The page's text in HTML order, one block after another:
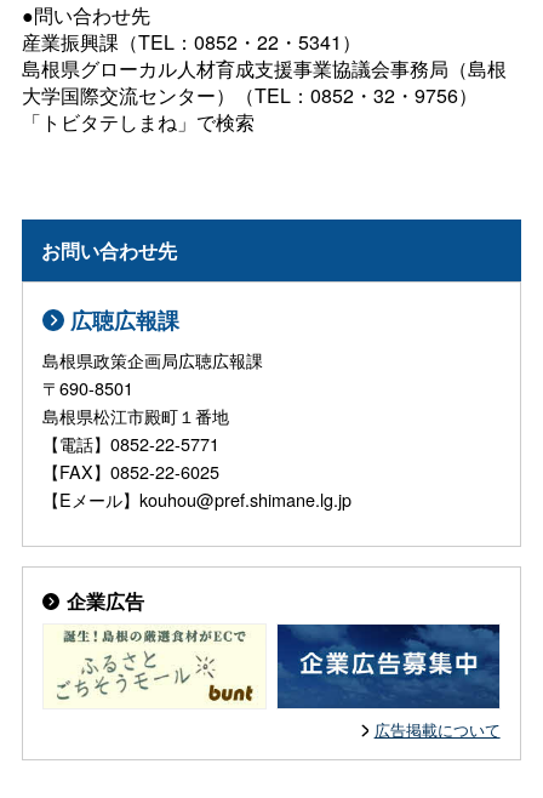
●問い合わせ先
産業振興課（TEL：0852・22・5341）
島根県グローカル人材育成支援事業協議会事務局（島根
大学国際交流センター）（TEL：0852・32・9756）
「トビタテしまね」で検索
お問い合わせ先
広聴広報課
島根県政策企画局広聴広報課
〒690-8501
島根県松江市殿町１番地
【電話】0852-22-5771
【FAX】0852-22-6025
【Eメール】kouhou@pref.shimane.lg.jp
企業広告
広告掲載について